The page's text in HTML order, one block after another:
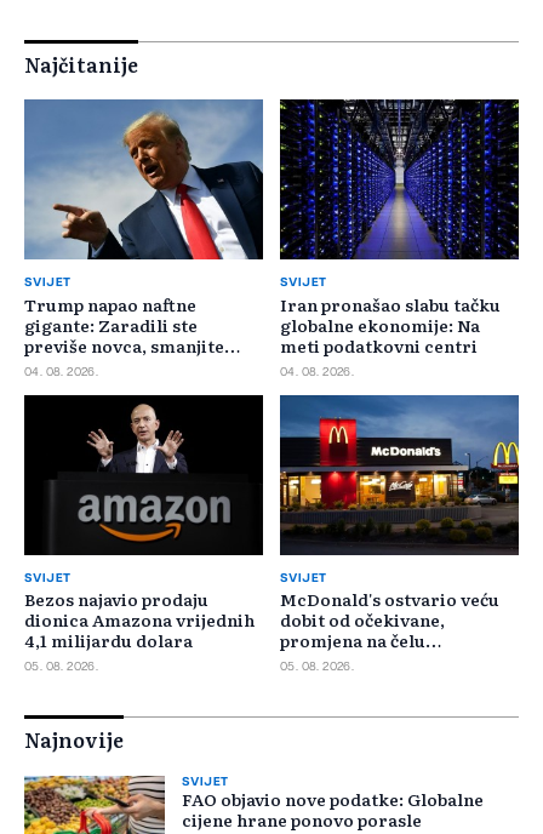
Najčitanije
SVIJET
Trump napao naftne
gigante: Zaradili ste
previše novca, smanjite
cijene
04. 08. 2026.
SVIJET
Iran pronašao slabu tačku
globalne ekonomije: Na
meti podatkovni centri
04. 08. 2026.
SVIJET
Bezos najavio prodaju
dionica Amazona vrijednih
4,1 milijardu dolara
05. 08. 2026.
SVIJET
McDonald's ostvario veću
dobit od očekivane,
promjena na čelu
poslovanja u SAD-u
05. 08. 2026.
Najnovije
SVIJET
FAO objavio nove podatke: Globalne
cijene hrane ponovo porasle